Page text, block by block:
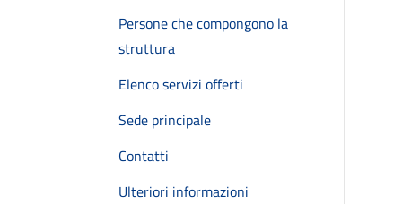
Persone che compongono la
struttura
Elenco servizi offerti
Sede principale
Contatti
Ulteriori informazioni